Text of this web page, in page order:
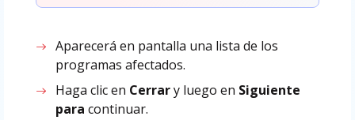
Aparecerá en pantalla una lista de los
programas afectados.
Haga clic en Cerrary luego en Siguiente
paracontinuar.